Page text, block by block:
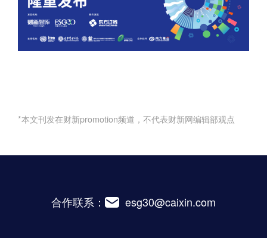
*本文刊发在财新promotion频道，不代表财新网编辑部观点
合作联系： esg30@caixin.com